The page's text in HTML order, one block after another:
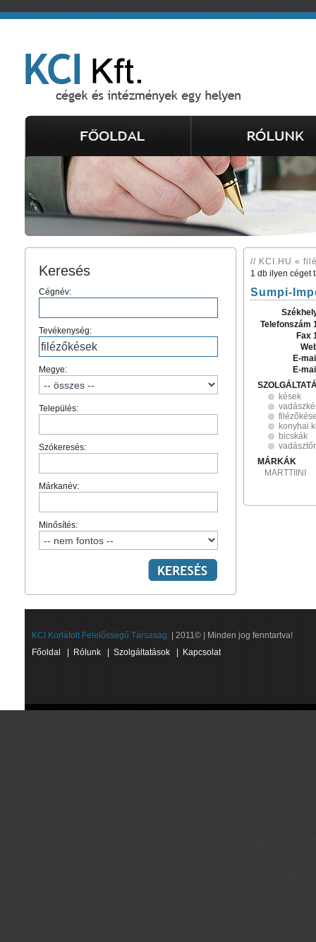
Keresés
Cégnév:
Tevékenység:
Megye:
Település:
Szókeresés:
Márkanév:
Minősítés:
// KCI.HU «
1 db ilyen céget
Sumpi-
Telefonszám
Fax
E-
E-
kések
konyhai
bicskák
MÁRKÁK
MARTTIINI
KCI Korlátolt Felelősségű Társaság. | 2011© | Minden jog fenntartva!
Főoldal
Rólunk Szolgáltatások Kapcsolat